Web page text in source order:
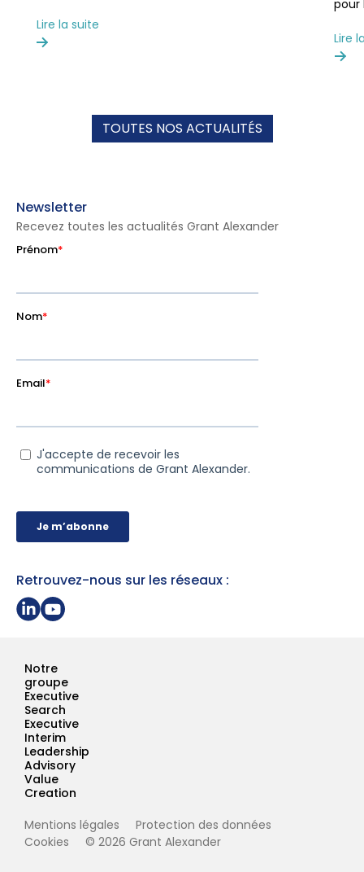
TOUTES NOS ACTUALITÉS
Newsletter
Recevez toutes les actualités Grant Alexander
Retrouvez-nous sur les réseaux :
Partager sur Linkedin
Page Youtube Grant Alexander
Notre
groupe
Executive
Search
Executive
Interim
Leadership
Advisory
Value
Creation
Mentions légales
Protection des données
Cookies
© 2026 Grant Alexander